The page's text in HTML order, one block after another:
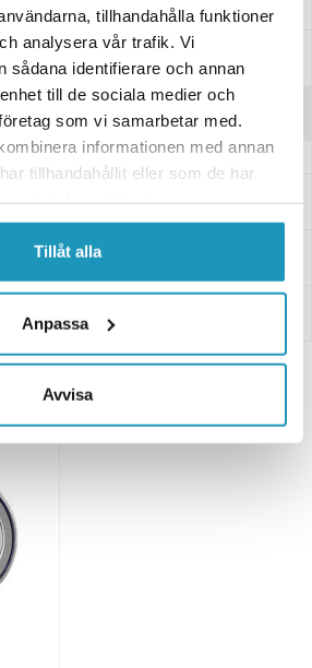
tillhandahålla funktioner
analysera vår trafik. Vi
sådana identifierare och annan
till de sociala medier och
som vi samarbetar med.
informationen med annan
tillhandahållit eller som de har
Tillåt alla
Anpassa
Avvisa